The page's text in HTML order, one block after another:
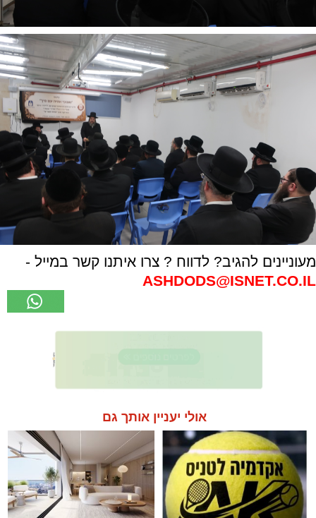
מעוניינים להגיב? לדווח ? צרו איתנו קשר במייל -
ASHDODS@ISNET.CO.IL
אולי יעניין אותך גם